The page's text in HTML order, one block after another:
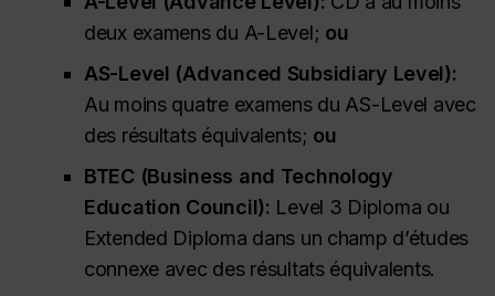
deux examens du A-Level; ou
AS-Level (Advanced Subsidiary Level):
Au moins quatre examens du AS-Level avec
des résultats équivalents; ou
BTEC (Business and Technology
Education Council): Level 3 Diploma ou
Extended Diploma dans un champ d’études
connexe avec des résultats équivalents.